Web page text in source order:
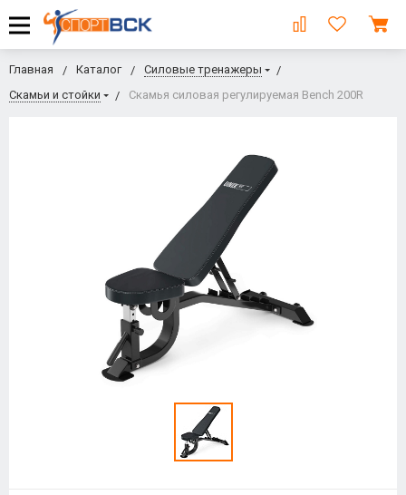
Главная Каталог
Силовые тренажеры
Скамьи и стойки
Скамья силовая регулируемая Bench 200R